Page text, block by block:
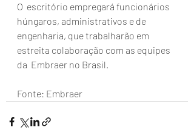
O  escritório empregará funcionários
húngaros, administrativos e de
engenharia, que trabalharão em
estreita colaboração com as equipes
da  Embraer no Brasil.
Fonte: Embraer